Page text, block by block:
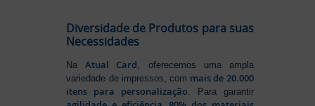
Diversidade de Produtos para suas
Necessidades
NaAtual Card , oferecemos uma ampla
variedade de impressos, com mais de 20.000
itens para personalização . Para garantir